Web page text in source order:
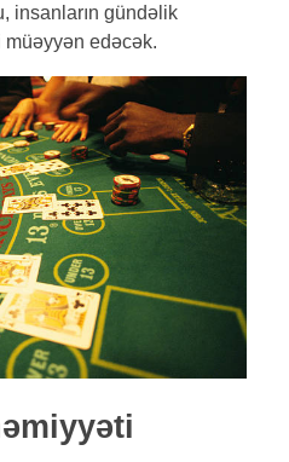
insanların gündəlik
müəyyən edəcək.